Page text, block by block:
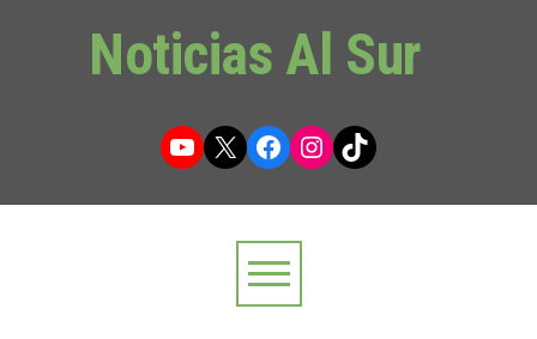
Noticias Al Sur
YouTube
X Facebook
Instagram
TikTok